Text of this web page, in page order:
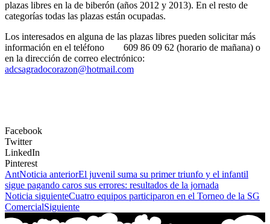
plazas libres en la de biberón (años 2012 y 2013). En el resto de
categorías todas las plazas están ocupadas.
Los interesados en alguna de las plazas libres pueden solicitar más
información en el teléfono 609 86 09 62 (horario de mañana) o
en la dirección de correo electrónico:
adcsagradocorazon@hotmail.com
Facebook
Twitter
LinkedIn
Pinterest
AntNoticia anteriorEl juvenil suma su primer triunfo y el infantil
sigue pagando caros sus errores: resultados de la jornada
Noticia siguienteCuatro equipos participaron en el Torneo de la SG
ComercialSiguiente